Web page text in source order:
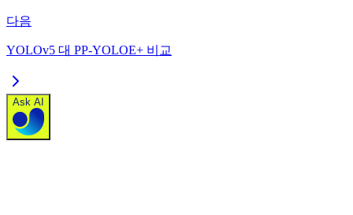
다음
YOLOv5 대 PP-YOLOE+ 비교
Ask AI